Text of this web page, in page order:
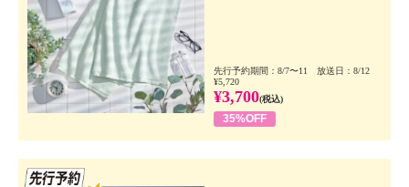
先行予約期間：8/7〜11 放送日：8/12
¥5,720
¥3,700(税込)
35%OFF